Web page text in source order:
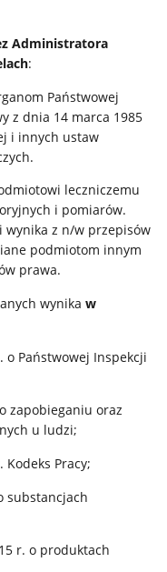
Administratora
:
Państwowej
z dnia 14 marca 1985
i innych ustaw
leczniczemu
i pomiarów.
wynika z n/w przepisów
podmiotom innym
prawa.
wynikaw
o Państwowej Inspekcji
zapobieganiu oraz
u ludzi;
Kodeks Pracy;
substancjach
r. o produktach